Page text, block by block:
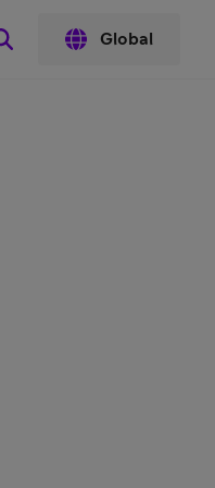
Global